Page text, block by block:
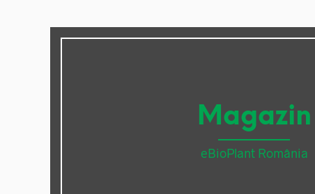
Magazin
eBioPlant România